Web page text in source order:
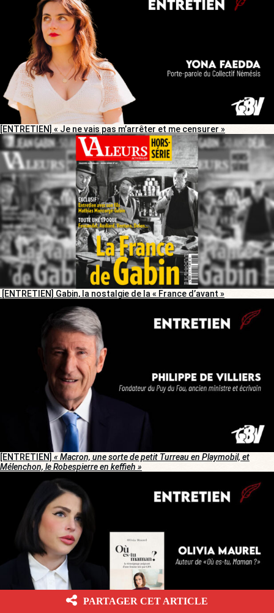
[ENTRETIEN] « Je ne vais pas m’arrêter et me censurer »
[ENTRETIEN] Gabin, la nostalgie de la « France d’avant »
[ENTRETIEN] « Macron, une sorte de petit Turreau en Playmobil, et
Mélenchon, le Robespierre en keffieh »
PARTAGER CET ARTICLE